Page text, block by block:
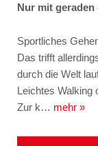
Nur mit
Sportliches
Das trifft
durch die Welt
Leichtes Walking
Zur k… mehr »